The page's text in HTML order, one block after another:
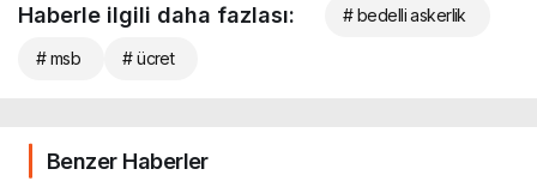
Haberle ilgili daha fazlası: # bedelli askerlik
# msb # ücret
Benzer Haberler